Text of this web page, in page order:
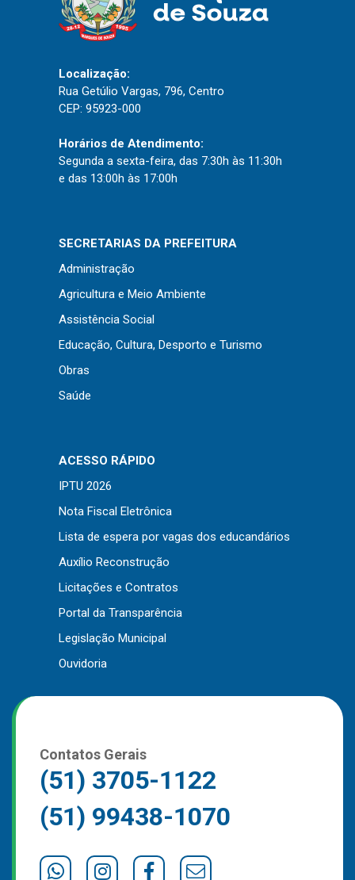
Publicações
Diário Oficial (Até 30/04)
Recursos Humanos
Seletivo Simplificado
Concursos
Dispensas e Inexigibilidades
Chamamentos Públicos
Leis, Decretos e Portarias
Cespro
Outros
Localização:
Rua Getúlio Vargas, 796, Centro
CEP: 95923-000
Horários de Atendimento:
Segunda a sexta-feira, das 7:30h às 11:30h
e das 13:00h às 17:00h
SECRETARIAS DA PREFEITURA
Administração
Agricultura e Meio Ambiente
Assistência Social
Educação, Cultura, Desporto e Turismo
Obras
Saúde
ACESSO RÁPIDO
IPTU 2026
Nota Fiscal Eletrônica
Lista de espera por vagas dos educandários
Auxílio Reconstrução
Licitações e Contratos
Portal da Transparência
Legislação Municipal
Ouvidoria
Contatos Gerais
(51) 3705-1122
(51) 99438-1070